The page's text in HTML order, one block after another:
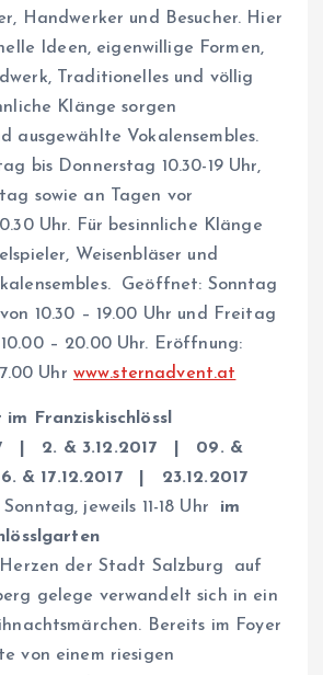
Handwerker und Besucher. Hier
Ideen, eigenwillige Formen,
Traditionelles und völlig
Klänge sorgen
ausgewählte Vokalensembles.
bis Donnerstag 10.30-19 Uhr,
sowie an Tagen vor
Uhr. Für besinnliche Klänge
Weisenbläser und
Geöffnet: Sonntag
10.30 – 19.00 Uhr und Freitag
– 20.00 Uhr. Eröffnung:
Uhr www.sternadvent.at
Franziskischlössl
| 2. & 3.12.2017 | 09. &
& 17.12.2017 | 23.12.2017
jeweils 11-18 Uhr
im
Herzen der Stadt Salzburg auf
gelege verwandelt sich in ein
Bereits im Foyer
von einem riesigen